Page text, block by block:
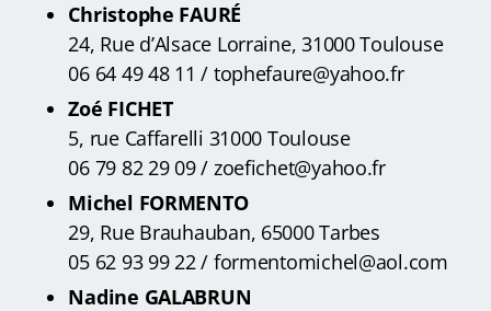
Christophe FAURÉ
24, Rue d’Alsace Lorraine, 31000 Toulouse
06 64 49 48 11 / tophefaure@yahoo.fr
Zoé FICHET
5, rue Caffarelli 31000 Toulouse
06 79 82 29 09/ zoefichet@yahoo.fr
Michel FORMENTO
29, Rue Brauhauban, 65000 Tarbes
05 62 93 99 22 / formentomichel@aol.com
Nadine GALABRUN